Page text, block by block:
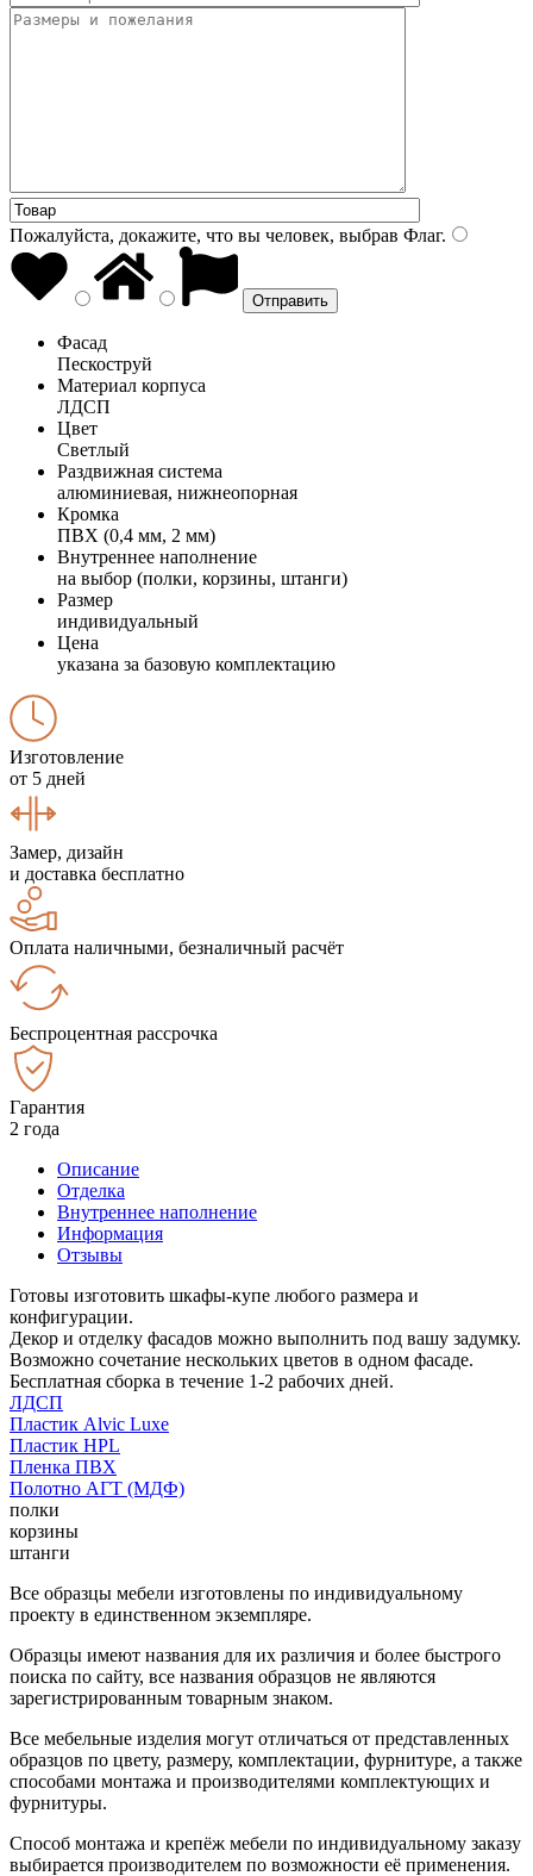
Пожалуйста, докажите, что вы человек, выбрав Флаг.
Фасад
Пескоструй
Материал корпуса
ЛДСП
Цвет
Светлый
Раздвижная система
алюминиевая, нижнеопорная
Кромка
ПВХ (0,4 мм, 2 мм)
Внутреннее наполнение
на выбор (полки, корзины, штанги)
Размер
индивидуальный
Цена
указана за базовую комплектацию
Изготовление
от 5 дней
Замер, дизайн
и доставка бесплатно
Оплата наличными, безналичный расчёт
Беспроцентная рассрочка
Гарантия
2 года
Описание
Отделка
Внутреннее наполнение
Информация
Отзывы
Готовы изготовить шкафы-купе любого размера и
конфигурации.
Декор и отделку фасадов можно выполнить под вашу задумку.
Возможно сочетание нескольких цветов в одном фасаде.
Бесплатная сборка в течение 1-2 рабочих дней.
ЛДСП
Пластик Alvic Luxe
Пластик HPL
Пленка ПВХ
Полотно АГТ (МДФ)
полки
корзины
штанги
Все образцы мебели изготовлены по индивидуальному
проекту в единственном экземпляре.
Образцы имеют названия для их различия и более быстрого
поиска по сайту, все названия образцов не являются
зарегистрированным товарным знаком.
Все мебельные изделия могут отличаться от представленных
образцов по цвету, размеру, комплектации, фурнитуре, а также
способами монтажа и производителями комплектующих и
фурнитуры.
Способ монтажа и крепёж мебели по индивидуальному заказу
выбирается производителем по возможности её применения.